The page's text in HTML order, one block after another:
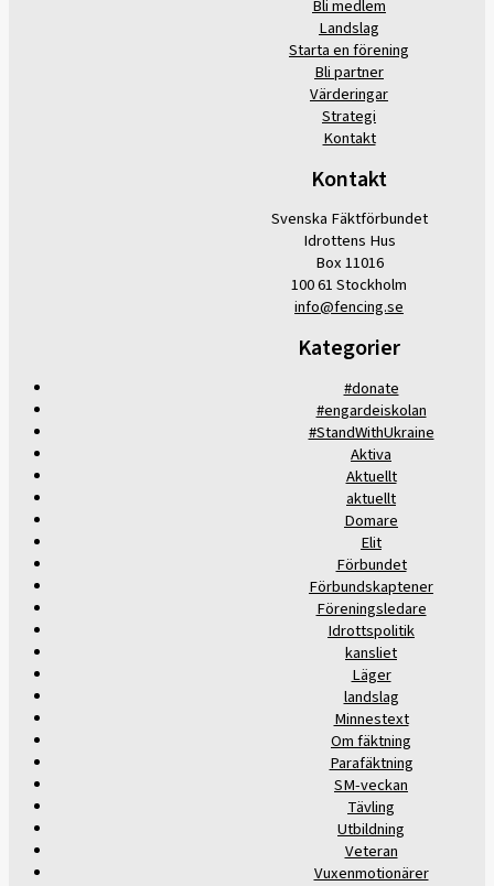
Bli medlem
Landslag
Starta en förening
Bli partner
Värderingar
Strategi
Kontakt
Kontakt
Svenska Fäktförbundet
Idrottens Hus
Box 11016
100 61 Stockholm
info@fencing.se
Kategorier
#donate
#engardeiskolan
#StandWithUkraine
Aktiva
Aktuellt
aktuellt
Domare
Elit
Förbundet
Förbundskaptener
Föreningsledare
Idrottspolitik
kansliet
Läger
landslag
Minnestext
Om fäktning
Parafäktning
SM-veckan
Tävling
Utbildning
Veteran
Vuxenmotionärer